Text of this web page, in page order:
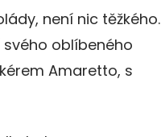
není nic těžkého.
oblíbeného
Amaretto, s